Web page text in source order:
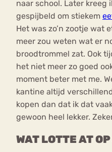
naar school. Later kreeg
gespijbeld om stiekem
Het was zo’n zootje wat
meer zou weten wat er
broodtrommel zat. Ook
het niet meer zo goed
moment beter met me.
kantine altijd
kopen dan dat ik dat
gewoon heel lekker.
WAT LOTTE AT